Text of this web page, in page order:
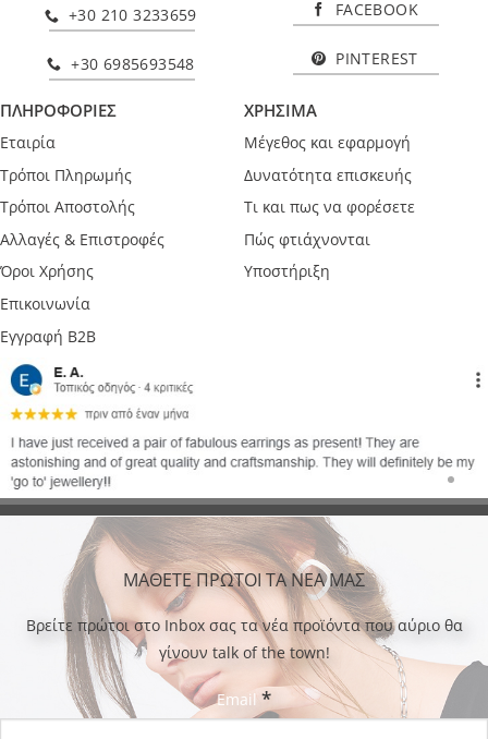
+30 210 3233659
+30 6985693548
FACEBOOK
PINTEREST
ΠΛΗΡΟΦΟΡΙΕΣ
Εταιρία
Τρόποι Πληρωμής
Τρόποι Αποστολής
Αλλαγές & Επιστροφές
Όροι Χρήσης
Επικοινωνία
Εγγραφή B2B
ΧΡΗΣΙΜΑ
Μέγεθος και εφαρμογή
Δυνατότητα επισκευής
Τι και πως να φορέσετε
Πώς φτιάχνονται
Υποστήριξη
ΜΑΘΕΤΕ ΠΡΩΤΟΙ ΤΑ ΝΕΑ ΜΑΣ
Bρείτε πρώτοι στο Inbox σας τα νέα προϊόντα που αύριο θα
γίνουν talk of the town!
Email *